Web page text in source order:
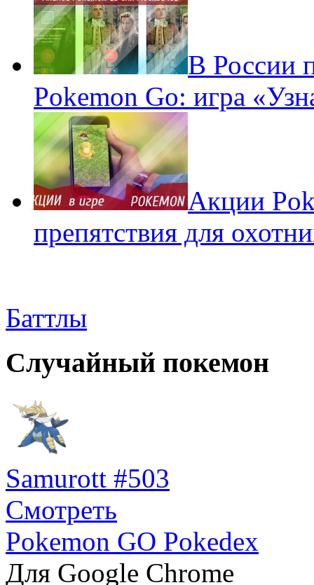
В России
Pokemon Go: игра
Акции
препятствия для
Баттлы
Случайный покемон
Samurott #503
Смотреть
Pokemon GO Pokedex
Для Google Chrome